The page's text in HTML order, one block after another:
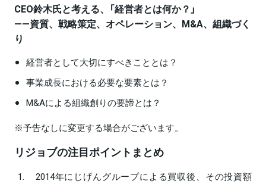
CEO鈴木氏と考える、「経営者とは何か？」
——資質、戦略策定、オペレーション、M&A、組織づく
り
経営者として大切にすべきこととは？
事業成長における必要な要素とは？
M&Aによる組織創りの要諦とは？
※予告なしに変更する場合がございます。
リジョブの注目ポイントまとめ
2014年にじげんグループによる買収後、その投資額